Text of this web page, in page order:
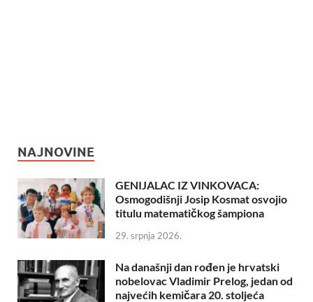
NAJNOVINE
GENIJALAC IZ VINKOVACA:
Osmogodišnji Josip Kosmat osvojio
titulu matematičkog šampiona
29. srpnja 2026.
Na današnji dan rođen je hrvatski
nobelovac Vladimir Prelog, jedan od
najvećih kemičara 20. stoljeća